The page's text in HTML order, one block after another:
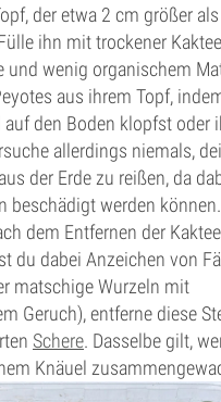
der etwa 2 cm größer
ihn mit trockener
und wenig organischem
aus ihrem Topf,
den Boden klopfst oder
allerdings niemals,
der Erde zu reißen, da
beschädigt werden können.
dem Entfernen der
du dabei Anzeichen von
matschige Wurzeln mit
Geruch), entferne diese
Schere. Dasselbe gilt,
Knäuel